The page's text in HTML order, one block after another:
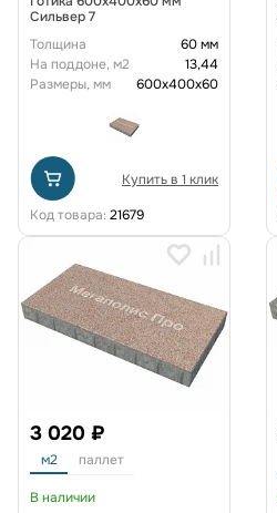
Сильвер 7
Толщина
60 мм
На поддоне, м2
13,44
Размеры, мм
600x400x60
Купить в 1 клик
Код товара: 21679
3 020 ₽
м2 паллет
В наличии